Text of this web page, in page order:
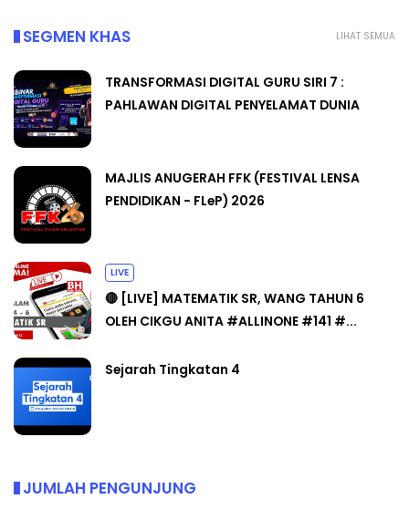
LIHAT SEMUA
SEGMEN KHAS
TRANSFORMASI DIGITAL GURU SIRI 7 :
PAHLAWAN DIGITAL PENYELAMAT DUNIA
MAJLIS ANUGERAH FFK (FESTIVAL LENSA
PENDIDIKAN - FLeP) 2026
LIVE
🔴 [LIVE] MATEMATIK SR, WANG TAHUN 6
OLEH CIKGU ANITA #ALLINONE #141 #...
Sejarah Tingkatan 4
JUMLAH PENGUNJUNG